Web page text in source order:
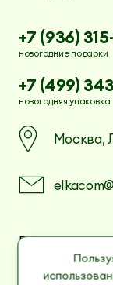
+7 (936)
новогодние подарки
+7 (499)
новогодняя упаковка
Москва,
Политика в